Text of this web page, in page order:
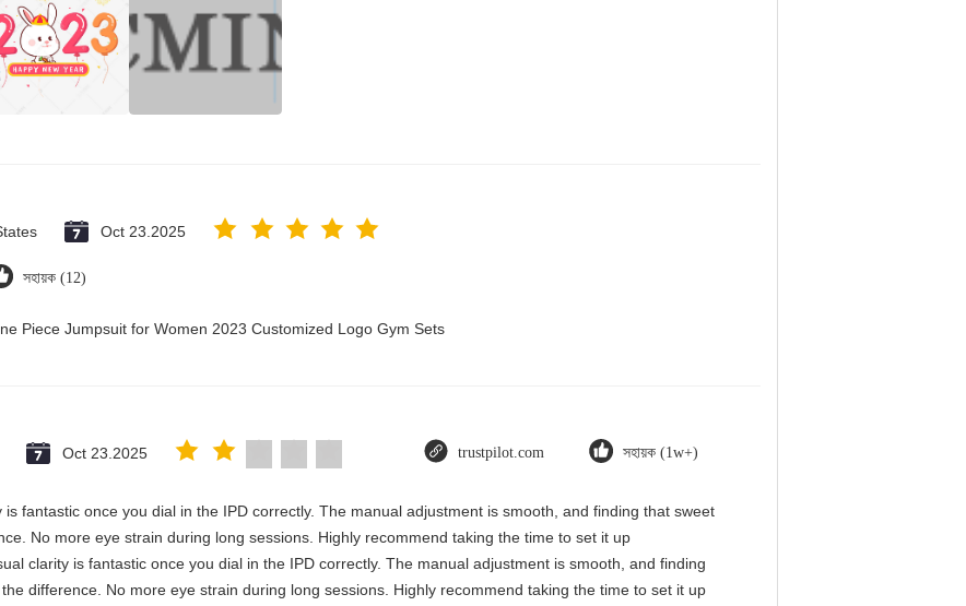
Oct 23.2025
সহায়ক (12)
Piece Jumpsuit for Women 2023 Customized Logo Gym Sets
Oct 23.2025 trustpilot.com সহায়ক (1w+)
is fantastic once you dial in the IPD correctly. The manual adjustment is smooth, and finding that sweet
No more eye strain during long sessions. Highly recommend taking the time to set it up
clarity is fantastic once you dial in the IPD correctly. The manual adjustment is smooth, and finding
difference. No more eye strain during long sessions. Highly recommend taking the time to set it up